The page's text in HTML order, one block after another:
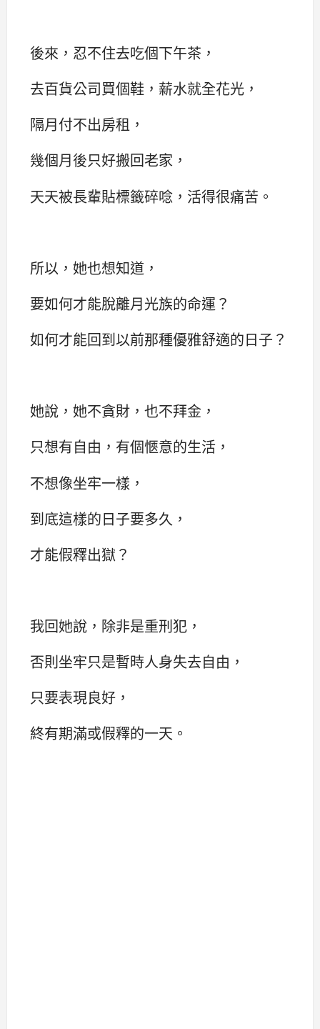
後來，忍不住去吃個下午茶，
去百貨公司買個鞋，薪水就全花光，
隔月付不出房租，
幾個月後只好搬回老家，
天天被長輩貼標籤碎唸，活得很痛苦。
所以，她也想知道，
要如何才能脫離月光族的命運？
如何才能回到以前那種優雅舒適的日子？
她說，她不貪財，也不拜金，
只想有自由，有個愜意的生活，
不想像坐牢一樣，
到底這樣的日子要多久，
才能假釋出獄？
我回她說，除非是重刑犯，
否則坐牢只是暫時人身失去自由，
只要表現良好，
終有期滿或假釋的一天。